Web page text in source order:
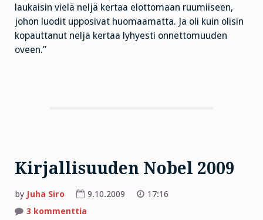
laukaisin vielä neljä kertaa elottomaan ruumiiseen,
johon luodit upposivat huomaamatta. Ja oli kuin olisin
kopauttanut neljä kertaa lyhyesti onnettomuuden
oveen.”
Kirjallisuuden Nobel 2009
by Juha Siro 9.10.2009
17:16
3 kommenttia